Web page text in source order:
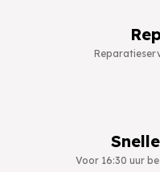
Voor 16:30 uur